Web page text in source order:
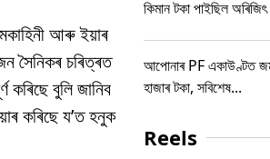
আৰু ইয়াৰ
সৈনিকৰ চৰিত্ৰত
কৰিছে বুলি জানিব
কৰিছে য’ত হনুক
কিমান টকা পাইছিল
আপোনাৰ PF একাউণ্টত
হাজাৰ টকা, সবিশেষ...
Reels